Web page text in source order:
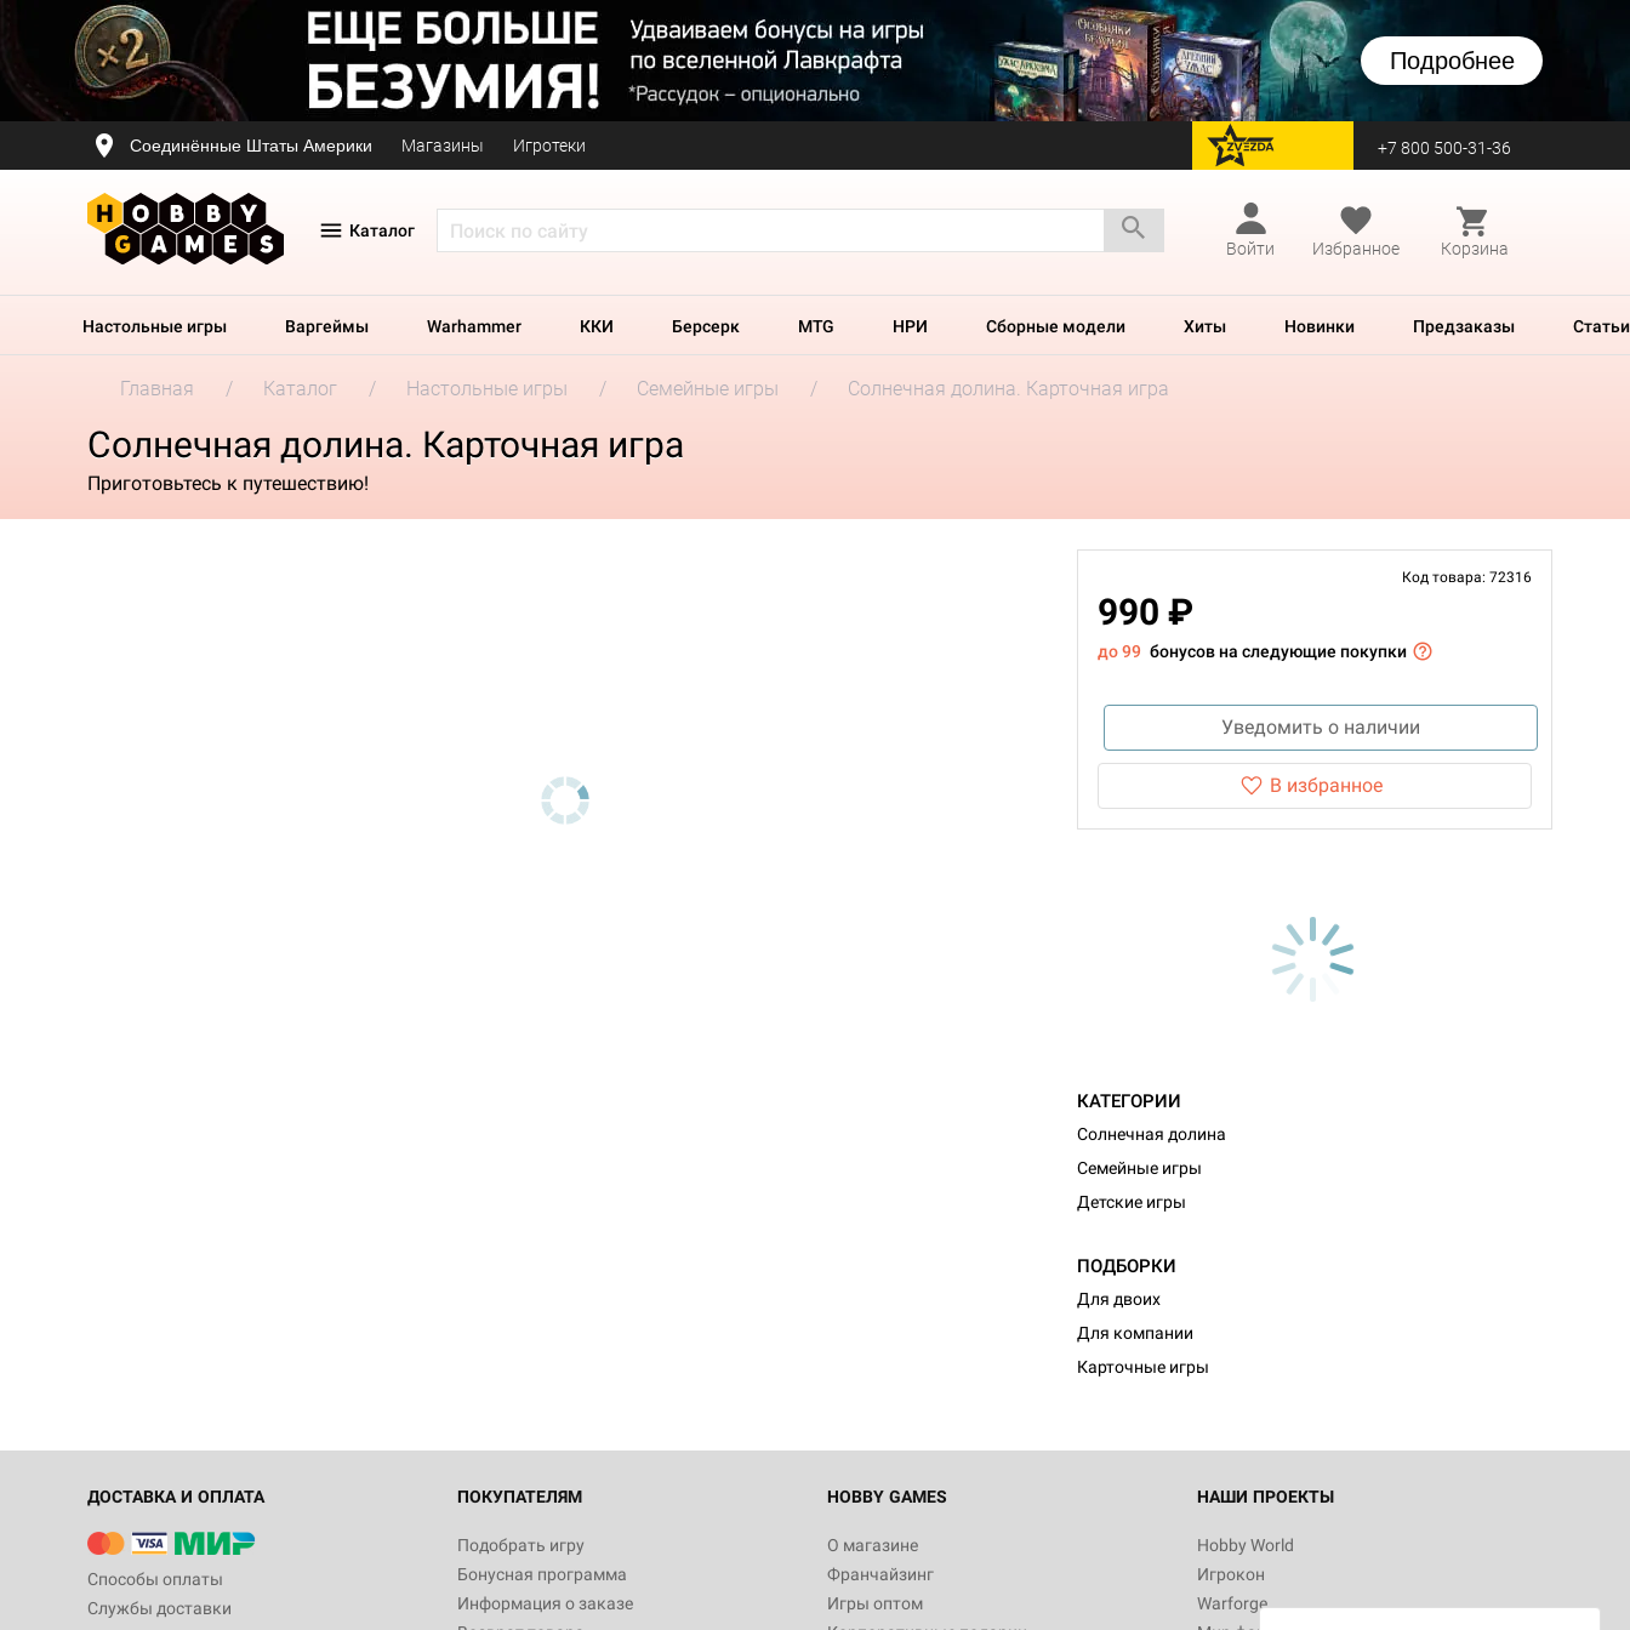
Подробнее
Соединённые Штаты Америки Магазины Игротеки перейти на Zvezda +7 800 500-31-36
Каталог
Войти
Избранное Корзина
Настольные игры Варгеймы Warhammer ККИ Берсерк MTG НРИ Сборные модели Хиты Новинки Предзаказы Статьи
Главная Каталог Настольные игры Семейные игры Солнечная долина. Карточная игра
Солнечная долина. Карточная игра
Приготовьтесь к путешествию!
Код товара: 72316
990 ₽
до 99 бонусов на следующие покупки
Уведомить о наличии
В избранное
КАТЕГОРИИ
Солнечная долина
Семейные игры
Детские игры
ПОДБОРКИ
Для двоих
Для компании
Карточные игры
ДОСТАВКА И ОПЛАТА
Способы оплаты
Службы доставки
ПОКУПАТЕЛЯМ
Подобрать игру
Бонусная программа
Информация о заказе
HOBBY GAMES
О магазине
Франчайзинг
Игры оптом
НАШИ ПРОЕКТЫ
Hobby World
Игрокон
Warforge